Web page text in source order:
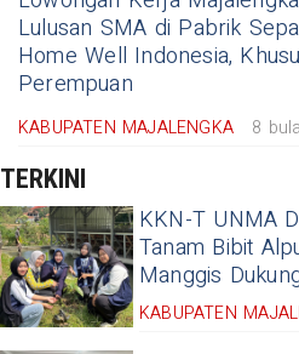
Lulusan SMA di Pabrik
Home Well Indonesia,
Perempuan
KABUPATEN MAJALENGKA 8
TERKINI
KKN-T UNMA
Tanam Bibit
Manggis
KABUPATEN